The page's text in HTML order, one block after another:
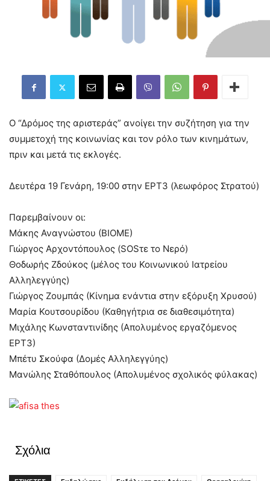
Ο “Δρόμος της αριστεράς” ανοίγει την συζήτηση για την
συμμετοχή της κοινωνίας και τον ρόλο των κινημάτων,
πριν και μετά τις εκλογές.
Δευτέρα 19 Γενάρη, 19:00 στην ΕΡΤ3 (λεωφόρος Στρατού)
Παρεμβαίνουν οι:
Μάκης Αναγνώστου (ΒΙΟΜΕ)
Γιώργος Αρχοντόπουλος (SOSτε το Νερό)
Θοδωρής Ζδούκος (μέλος του Κοινωνικού Ιατρείου
Αλληλεγγύης)
Γιώργος Ζουμπάς (Κίνημα ενάντια στην εξόρυξη Χρυσού)
Μαρία Κουτσουρίδου (Καθηγήτρια σε διαθεσιμότητα)
Μιχάλης Κωνσταντινίδης (Απολυμένος εργαζόμενος
ΕΡΤ3)
Μπέτυ Σκούφα (Δομές Αλληλεγγύης)
Μανώλης Σταθόπουλος (Απολυμένος σχολικός φύλακας)
Σχόλια